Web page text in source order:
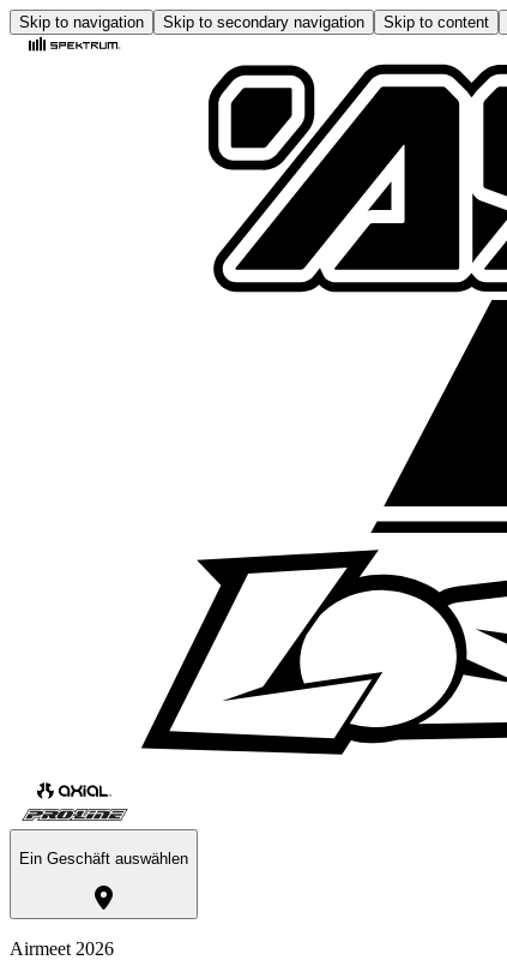
Skip to navigation Skip to secondary navigation Skip to content
Ein Geschäft auswählen
Airmeet 2026